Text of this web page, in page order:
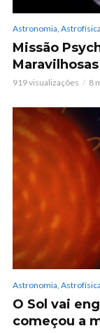
Astronomia,
Missão
919 visualizações 8
Astronomia,
O Sol vai
começou a